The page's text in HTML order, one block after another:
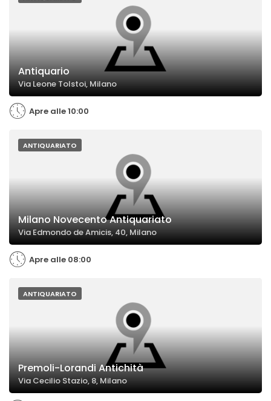
Antiquario
Via Leone Tolstoi, Milano
Apre alle 10:00
ANTIQUARIATO
Milano Novecento Antiquariato
Via Edmondo de Amicis, 40, Milano
Apre alle 08:00
ANTIQUARIATO
Premoli-Lorandi Antichità
Via Cecilio Stazio, 8, Milano